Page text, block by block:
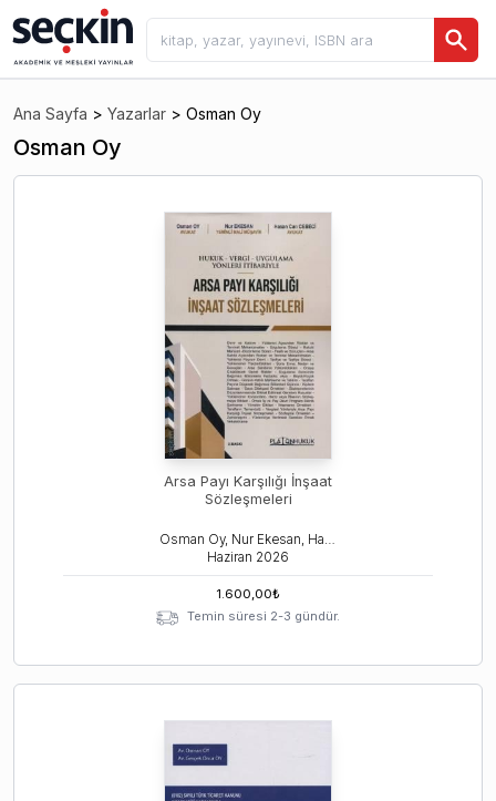
Ana Sayfa > Yazarlar > Osman Oy
Osman Oy
Arsa Payı Karşılığı İnşaat
Sözleşmeleri
Osman Oy, Nur Ekesan, Hasan Can Cebeci
Haziran 2026
1.600,00₺
Temin süresi 2-3 gündür.